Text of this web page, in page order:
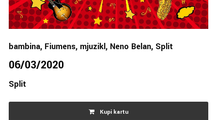
bambina, Fiumens, mjuzikl, Neno Belan, Split
06/03/2020
Split
Kupi kartu